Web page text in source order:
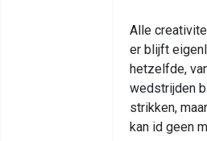
Alle
er blijft
hetzelfde,
wedstrijden
strikken,
kan id geen